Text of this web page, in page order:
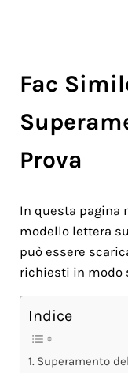
Fac
Prova
In questa pagina
modello lettera
può essere
richiesti in modo
Indice
Superamento